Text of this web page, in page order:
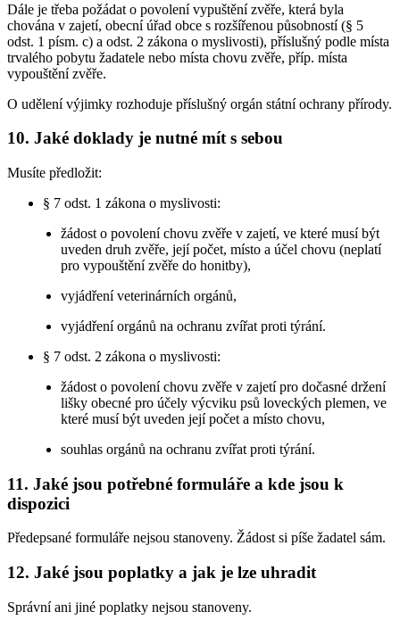
Dále je třeba požádat o povolení vypuštění zvěře, která byla
chována v zajetí, obecní úřad obce s rozšířenou působností (§ 5
odst. 1 písm. c) a odst. 2 zákona o myslivosti), příslušný podle místa
trvalého pobytu žadatele nebo místa chovu zvěře, příp. místa
vypouštění zvěře.
O udělení výjimky rozhoduje příslušný orgán státní ochrany přírody.
10. Jaké doklady je nutné mít s sebou
Musíte předložit:
§ 7 odst. 1 zákona o myslivosti:
žádost o povolení chovu zvěře v zajetí, ve které musí být
uveden druh zvěře, její počet, místo a účel chovu (neplatí
pro vypouštění zvěře do honitby),
vyjádření veterinárních orgánů,
vyjádření orgánů na ochranu zvířat proti týrání.
§ 7 odst. 2 zákona o myslivosti:
žádost o povolení chovu zvěře v zajetí pro dočasné držení
lišky obecné pro účely výcviku psů loveckých plemen, ve
které musí být uveden její počet a místo chovu,
souhlas orgánů na ochranu zvířat proti týrání.
11. Jaké jsou potřebné formuláře a kde jsou k
dispozici
Předepsané formuláře nejsou stanoveny. Žádost si píše žadatel sám.
12. Jaké jsou poplatky a jak je lze uhradit
Správní ani jiné poplatky nejsou stanoveny.